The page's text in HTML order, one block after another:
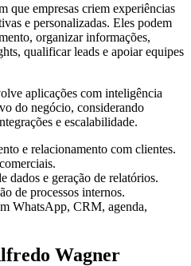
que empresas criem experiências
e personalizadas. Eles podem
organizar informações,
qualificar leads e apoiar equipes
aplicações com inteligência
do negócio, considerando
e escalabilidade.
e relacionamento com clientes.
dados e geração de relatórios.
de processos internos.
WhatsApp, CRM, agenda,
Wagner